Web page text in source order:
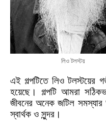
লিও টলস্টয়
এই গল্পটিতে লিওটলস্টয়ের
হয়েছে। গল্পটি আমরা
জীবনের অনেক জটিল সমস্যার
স্বার্থক ও সুন্দর।